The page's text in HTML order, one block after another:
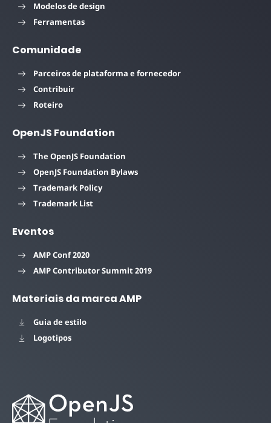
Modelos de design
Ferramentas
Comunidade
Parceiros de plataforma e fornecedor
Contribuir
Roteiro
OpenJS Foundation
The OpenJS Foundation
OpenJS Foundation Bylaws
Trademark Policy
Trademark List
Eventos
AMP Conf 2020
AMP Contributor Summit 2019
Materiais da marca AMP
Guia de estilo
Logotipos